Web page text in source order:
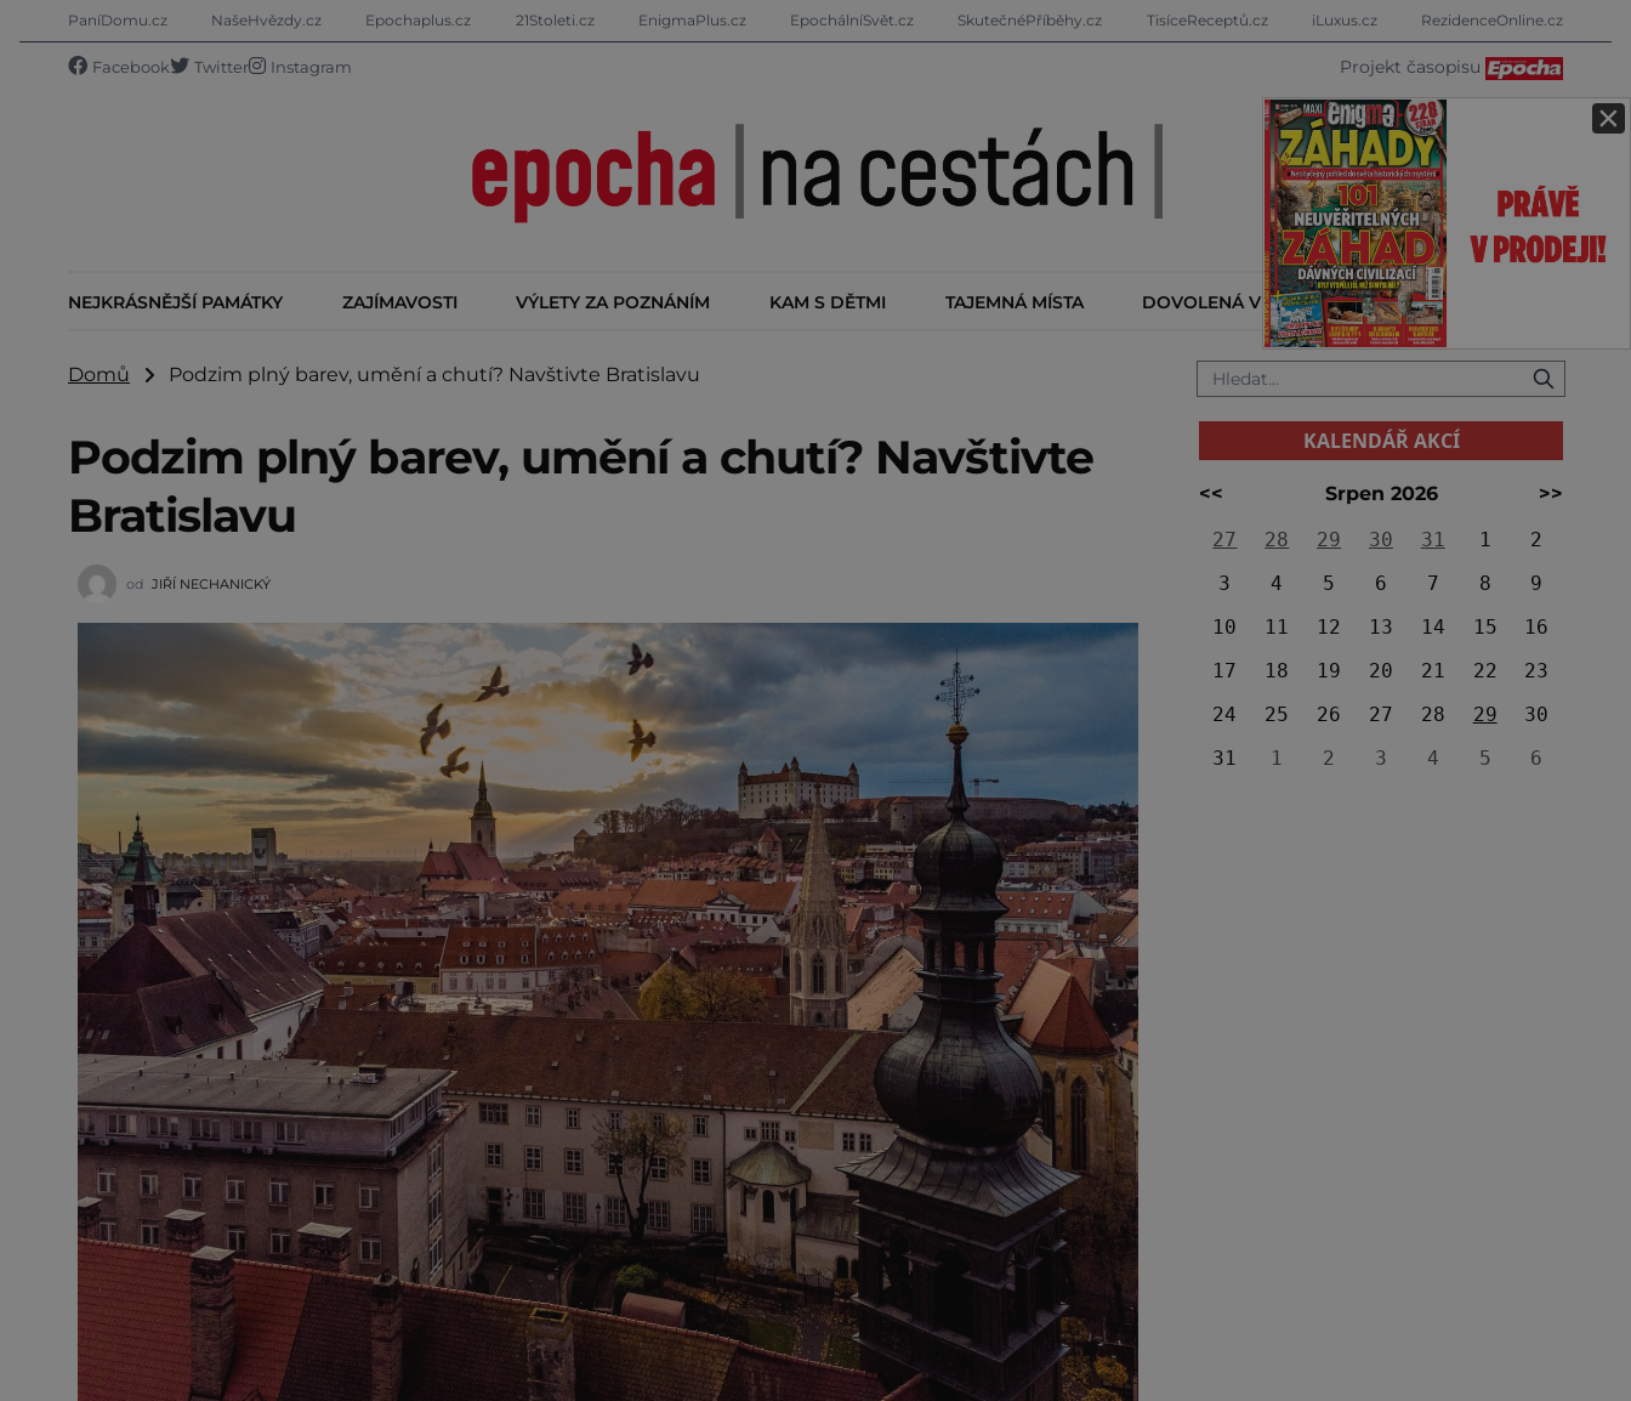
×
PaníDomu.cz NašeHvězdy.cz Epochaplus.cz 21Stoleti.cz EnigmaPlus.cz EpochálníSvět.cz SkutečnéPříběhy.cz TisíceReceptů.cz iLuxus.cz RezidenceOnline.cz
Facebook Twitter Instagram Projekt časopisu
NEJKRÁSNĚJŠÍ PAMÁTKY ZAJÍMAVOSTI VÝLETY ZA POZNÁNÍM KAM S DĚTMI TAJEMNÁ MÍSTA DOVOLENÁ V ZAHRANIČÍ KALENDÁŘ AKCÍ
Domů Podzim plný barev, umění a chutí? Navštivte Bratislavu
Podzim plný barev, umění a chutí? Navštivte
Bratislavu
od JIŘÍ NECHANICKÝ
KALENDÁŘ AKCÍ
<< Srpen 2026
>>
27
28 29 30 31 1
2
3
4 5 6 7 8
9
10
11 12 13 14 15
16
17
18 19 20 21 22
23
24
25 26 27 28 29
30
31
1 2 3 4 5 6